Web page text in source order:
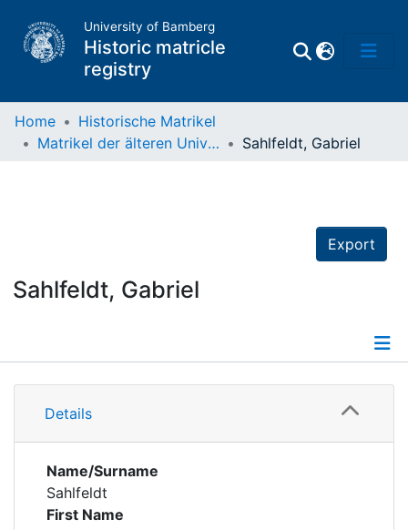
University of Bamberg
Historic matricle
registry
Home
Historische Matrikel
Matrikel der älteren Universität
Sahlfeldt, Gabriel
Export
Sahlfeldt, Gabriel
Details
Details
Name/Surname
Sahlfeldt
First Name